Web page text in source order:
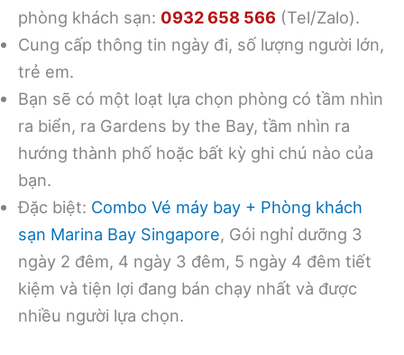
phòng khách sạn: 0932 658 566 (Tel/Zalo).
Cung cấp thông tin ngày đi, số lượng người lớn,
trẻ em.
Bạn sẽ có một loạt lựa chọn phòng có tầm nhìn
ra biển, ra Gardens by the Bay, tầm nhìn ra
hướng thành phố hoặc bất kỳ ghi chú nào của
bạn.
Đặc biệt: Combo Vé máy bay + Phòng khách
sạn Marina Bay Singapore, Gói nghỉ dưỡng 3
ngày 2 đêm, 4 ngày 3 đêm, 5 ngày 4 đêm tiết
kiệm và tiện lợi đang bán chạy nhất và được
nhiều người lựa chọn.